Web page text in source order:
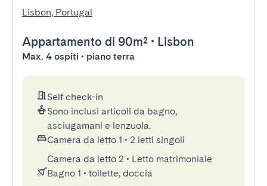
Lisbon, Portugal
Appartamento di 90m² • Lisbon
Max. 4 ospiti • piano terra
Self check-in
Sono inclusi articoli da bagno,
asciugamani e lenzuola.
Camera da letto 1 • 2 letti singoli
Camera da letto 2 • Letto matrimoniale
Bagno 1 • toilette, doccia